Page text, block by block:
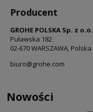
Producent
GROHE POLSKA Sp. z o.o.
Puławska 182
02-670 WARSZAWA, Polska
biuro@grohe.com
Nowości